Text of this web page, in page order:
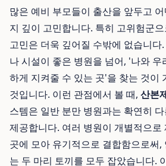
많은 예비 부모들이 출산을 앞두고
지 깊이 고민합니다. 특히 고위험군
고민은 더욱 깊어질 수밖에 없습니다
나 시설이 좋은 병원을 넘어, '나와 우
하게 지켜줄 수 있는 곳'을 찾는 것이
것입니다. 이런 관점에서 볼 때, 산본
스템은 일반 분만 병원과는 확연히
제공합니다. 여러 병원이 개별적으
곳에 모아 유기적으로 결합함으로써
는 두 마리 토끼를 모두 잡았습니다.